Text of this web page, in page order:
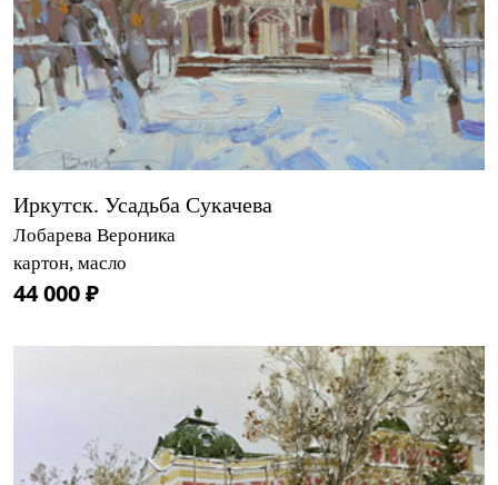
Иркутск. Усадьба Сукачева
Лобарева Вероника
картон, масло
44 000 ₽